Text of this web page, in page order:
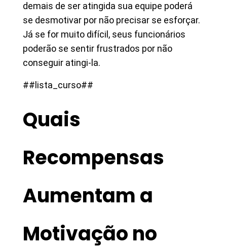
demais de ser atingida sua equipe poderá
se desmotivar por não precisar se esforçar.
Já se for muito difícil, seus funcionários
poderão se sentir frustrados por não
conseguir atingi-la.
##lista_curso##
Quais
Recompensas
Aumentam a
Motivação no